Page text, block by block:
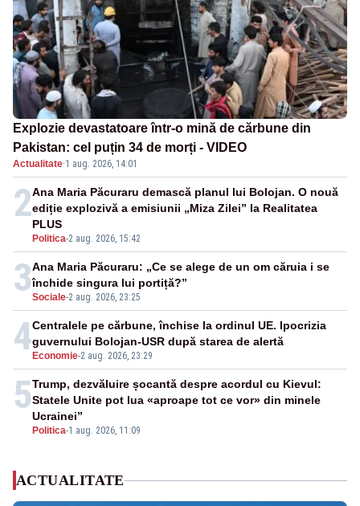
Explozie devastatoare într-o mină de cărbune din
Pakistan: cel puțin 34 de morți - VIDEO
Actualitate·1 aug. 2026, 14:01
2
Politica-2 aug. 2026, 15:42
Ana Maria Păcuraru demască planul lui Bolojan. O nouă
ediție explozivă a emisiunii „Miza Zilei” la Realitatea
PLUS
3Sociale-2 aug. 2026, 23:25
Ana Maria Păcuraru: „Ce se alege de un om căruia i se
închide singura lui portiță?”
4 Economie-2 aug. 2026, 23:29
Centralele pe cărbune, închise la ordinul UE. Ipocrizia
guvernului Bolojan-USR după starea de alertă
5
Politica-1 aug. 2026, 11:09
Trump, dezvăluire șocantă despre acordul cu Kievul:
Statele Unite pot lua «aproape tot ce vor» din minele
Ucrainei”
ACTUALITATE